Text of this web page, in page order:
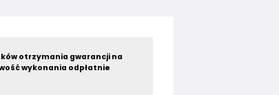
otrzymania gwarancji na
wykonania odpłatnie